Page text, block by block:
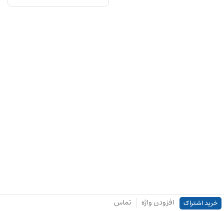
خرید اشتراک افزودن واژه تماس